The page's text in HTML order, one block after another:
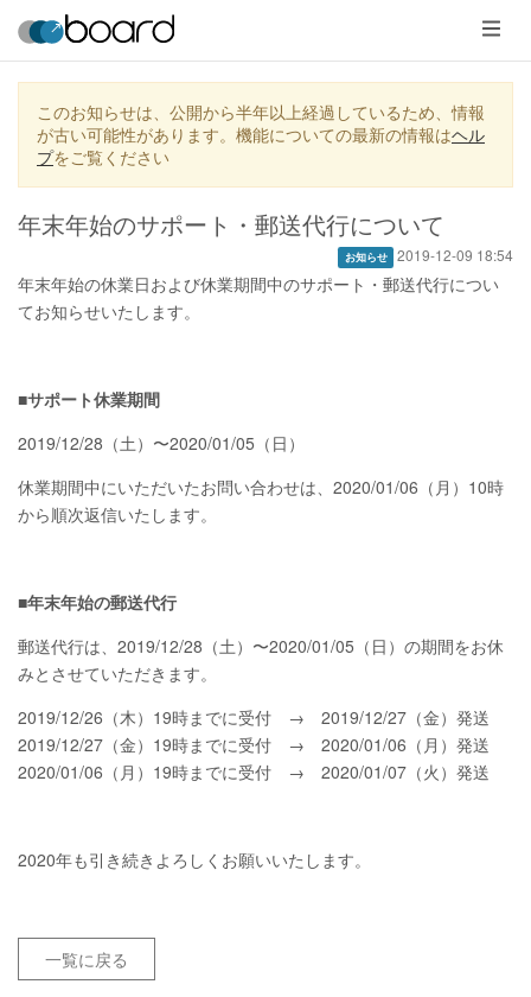
メ
ニ
ュ
ー
このお知らせは、公開から半年以上経過しているため、情報
が古い可能性があります。機能についての最新の情報はヘル
プをご覧ください
年末年始のサポート・郵送代行について
お知らせ 2019-12-09 18:54
年末年始の休業日および休業期間中のサポート・郵送代行につい
てお知らせいたします。
■サポート休業期間
2019/12/28（土）〜2020/01/05（日）
休業期間中にいただいたお問い合わせは、2020/01/06（月）10時
から順次返信いたします。
■年末年始の郵送代行
郵送代行は、2019/12/28（土）〜2020/01/05（日）の期間をお休
みとさせていただきます。
2019/12/26（木）19時までに受付 → 2019/12/27（金）発送
2019/12/27（金）19時までに受付 → 2020/01/06（月）発送
2020/01/06（月）19時までに受付 → 2020/01/07（火）発送
2020年も引き続きよろしくお願いいたします。
一覧に戻る